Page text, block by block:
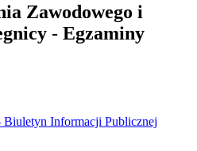
Zawodowego i
- Egzaminy
Biuletyn Informacji Publicznej